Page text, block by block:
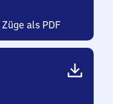
als PDF